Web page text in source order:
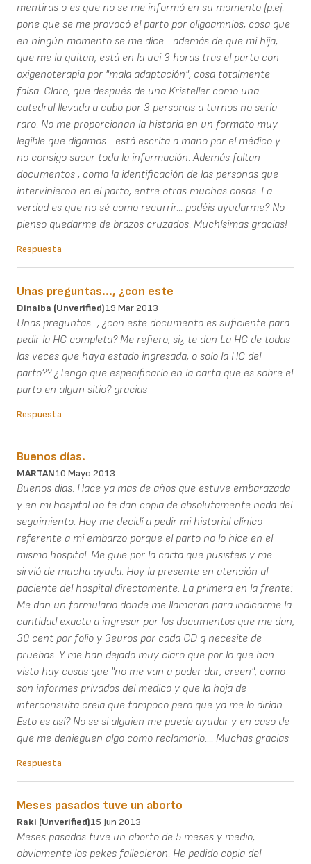
mentiras o es que no se me informó en su momento (p.ej.
pone que se me provocó el parto por oligoamnios, cosa que
en ningún momento se me dice... además de que mi hija,
que me la quitan, está en la uci 3 horas tras el parto con
oxigenoterapia por "mala adaptación", cosa totalmente
falsa. Claro, que después de una Kristeller como una
catedral llevada a cabo por 3 personas a turnos no sería
raro. No me proporcionan la historia en un formato muy
legible que digamos... está escrita a mano por el médico y
no consigo sacar toda la información. Además faltan
documentos , como la identificación de las personas que
intervinieron en el parto, entre otras muchas cosas. La
verdad es que no sé como recurrir... podéis ayudarme? No
pienso quedarme de brazos cruzados. Muchísimas gracias!
Respuesta
Unas preguntas..., ¿con este
Dinalba (unverified)19 Mar 2013
Unas preguntas..., ¿con este documento es suficiente para
pedir la HC completa? Me refiero, si¿ te dan La HC de todas
las veces que haya estado ingresada, o solo la HC del
parto?? ¿Tengo que especificarlo en la carta que es sobre el
parto en algun sitio? gracias
Respuesta
Buenos días.
MARTAN10 Mayo 2013
Buenos días. Hace ya mas de años que estuve embarazada
y en mi hospital no te dan copia de absolutamente nada del
seguimiento. Hoy me decidí a pedir mi historial clínico
referente a mi embarzo porque el parto no lo hice en el
mismo hospital. Me guie por la carta que pusisteis y me
sirvió de mucha ayuda. Hoy la presente en atención al
paciente del hospital directamente. La primera en la frente:
Me dan un formulario donde me llamaran para indicarme la
cantidad exacta a ingresar por los documentos que me dan,
30 cent por folio y 3euros por cada CD q necesite de
pruebas. Y me han dejado muy claro que por lo que han
visto hay cosas que "no me van a poder dar, creen", como
son informes privados del medico y que la hoja de
interconsulta creía que tampoco pero que ya me lo dirían...
Esto es así? No se si alguien me puede ayudar y en caso de
que me denieguen algo como reclamarlo.... Muchas gracias
Respuesta
Meses pasados tuve un aborto
Raki (unverified)15 Jun 2013
Meses pasados tuve un aborto de 5 meses y medio,
obviamente los pekes fallecieron. He pedido copia del